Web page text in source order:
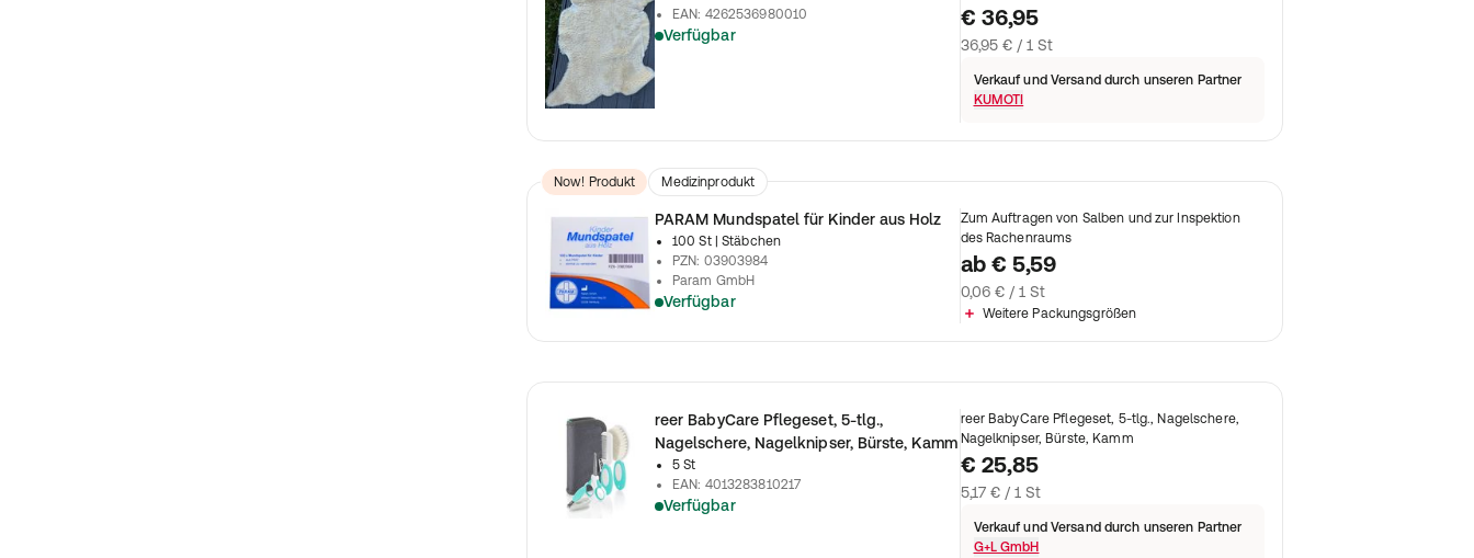
EAN: 4262536980010
Verfügbar
€ 36,95
36,95 € / 1 St
Verkauf und Versand durch unseren Partner
KUMOTI
Now! Produkt Medizinprodukt
PARAM Mundspatel für Kinder aus Holz
100 St
| Stäbchen
PZN: 03903984
Param GmbH
Verfügbar
Zum Auftragen von Salben und zur Inspektion
des Rachenraums
ab € 5,59
0,06 € / 1 St
Weitere Packungsgrößen
reer BabyCare Pflegeset, 5-tlg.,
Nagelschere, Nagelknipser, Bürste, Kamm
5 St
EAN: 4013283810217
Verfügbar
reer BabyCare Pflegeset, 5-tlg., Nagelschere,
Nagelknipser, Bürste, Kamm
€ 25,85
5,17 € / 1 St
Verkauf und Versand durch unseren Partner
G+L GmbH